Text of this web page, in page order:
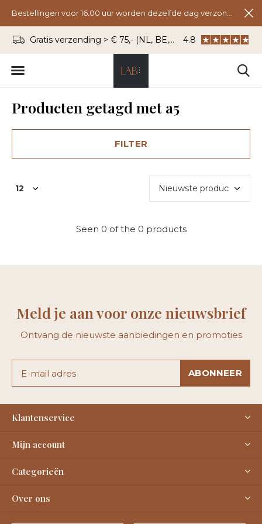
Gratis verzending > € 75,- (NL, BE, DU) WhatsApp: 06 -
4.8
Producten getagd met a5
FILTER
Seen 0 of the 0 products
Meld je aan voor onze nieuwsbrief
Ontvang de nieuwste aanbiedingen en promoties
ABONNEER
Klantenservice
Mijn account
Categorieën
Over ons